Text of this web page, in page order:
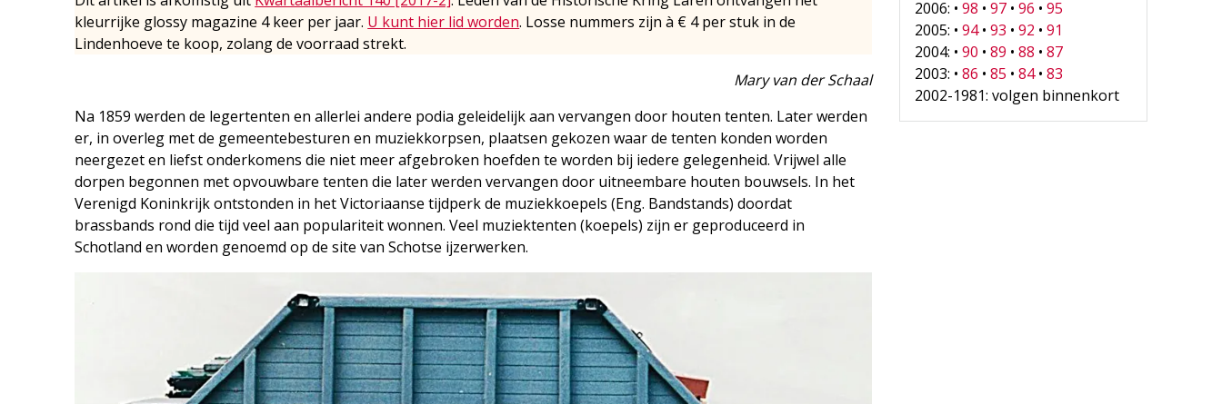
kleurrijke glossy magazine 4 keer per jaar. U kunt hier lid worden. Losse nummers zijn à € 4 per stuk in de
Lindenhoeve te koop, zolang de voorraad strekt.
Mary van der Schaal
Na 1859 werden de legertenten en allerlei andere podia geleidelijk aan vervangen door houten tenten. Later werden
er, in overleg met de gemeentebesturen en muziekkorpsen, plaatsen gekozen waar de tenten konden worden
neergezet en liefst onderkomens die niet meer afgebroken hoefden te worden bij iedere gelegenheid. Vrijwel alle
dorpen begonnen met opvouwbare tenten die later werden vervangen door uitneembare houten bouwsels. In het
Verenigd Koninkrijk ontstonden in het Victoriaanse tijdperk de muziekkoepels (Eng. Bandstands) doordat
brassbands rond die tijd veel aan populariteit wonnen. Veel muziektenten (koepels) zijn er geproduceerd in
Schotland en worden genoemd op de site van Schotse ijzerwerken.
2006: •98 •97 •96 •95
2005: •94•93 •92 •91
2004: •90 •89 •88 •87
2003: •86 •85 •84•83
2002-1981: volgen binnenkort